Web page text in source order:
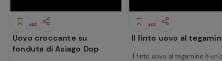
Antipasti
Uovo croccante su
fonduta di Asiago Dop
Antipasti
Il finto uovo al
Il finto uovo al tegamino è